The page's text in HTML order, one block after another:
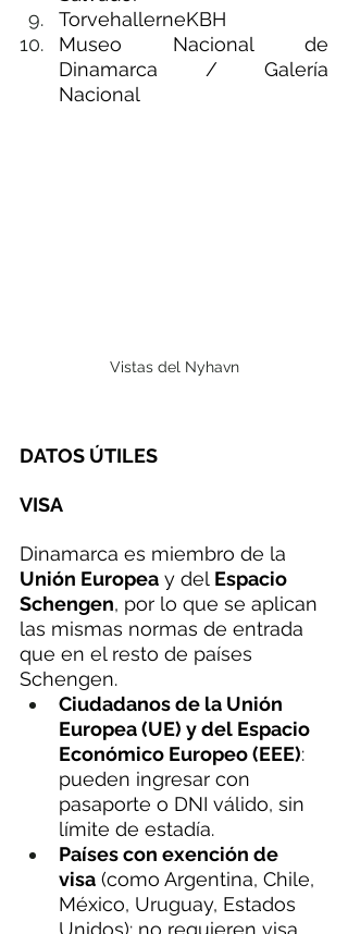
TorvehallerneKBH
Museo Nacional de
Dinamarca / Galería
Nacional
Vistas del Nyhavn
DATOS ÚTILES
VISA
Dinamarca es miembro de la
Unión Europea y del Espacio
Schengen, por lo que se aplican
las mismas normas de entrada
que en el resto de países
Schengen.
Ciudadanos de la Unión
Europea (UE) y del Espacio
Económico Europeo (EEE):
pueden ingresar con
pasaporte o DNI válido, sin
límite de estadía.
Países con exención de
visa (como Argentina, Chile,
México, Uruguay, Estados